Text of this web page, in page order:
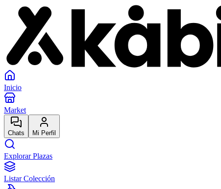
Inicio
Market
Chats Mi Perfil
Explorar Plazas
Listar Colección